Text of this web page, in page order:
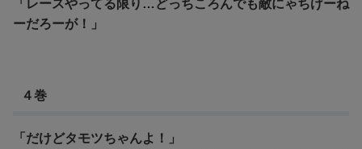
「レースやってる限り…どっちころんでも敵にゃちげーね
ーだろーが！」
４巻
「だけどタモツちゃんよ！」